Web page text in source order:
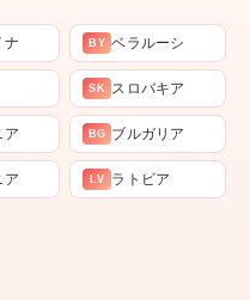
ナ BY ベラルーシ
SK スロバキア
ア BG ブルガリア
ア LV ラトビア